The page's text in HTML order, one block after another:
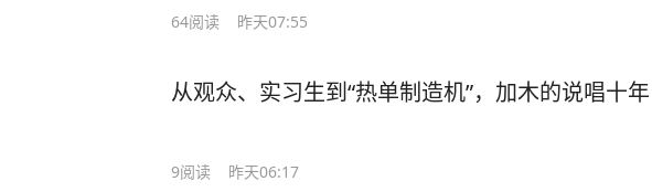
64阅读 昨天07:55
从观众、实习生到“热单制造机”，加木的说唱十年
9阅读 昨天06:17